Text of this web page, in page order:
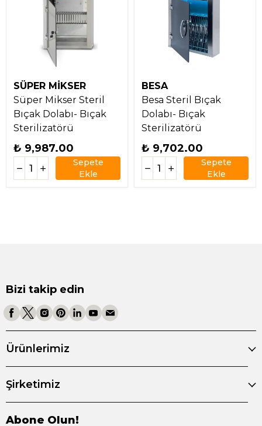
SÜPER MİKSER
Süper Mikser Steril
Bıçak Dolabı- Bıçak
Sterilizatörü
₺ 9,987.00
Sepete
Ekle
BESA
Besa Steril Bıçak
Dolabı- Bıçak
Sterilizatörü
₺ 9,702.00
Sepete
Ekle
Bizi takip edin
Ürünlerimiz
Şirketimiz
Abone Olun!